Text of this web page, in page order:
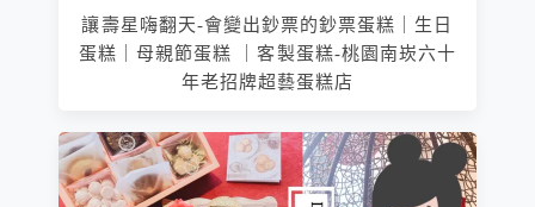
讓壽星嗨翻天-會變出鈔票的鈔票蛋糕｜生日
蛋糕｜母親節蛋糕 ｜客製蛋糕-桃園南崁六十
年老招牌超藝蛋糕店